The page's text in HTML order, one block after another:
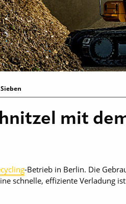
mit
-Betrieb in Berlin. Die
schnelle, effiziente Verladung